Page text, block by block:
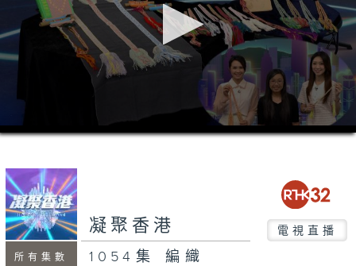
0
seconds
minutes,
7
seconds
所有集數
凝聚香港 電視直播
1054集 編織